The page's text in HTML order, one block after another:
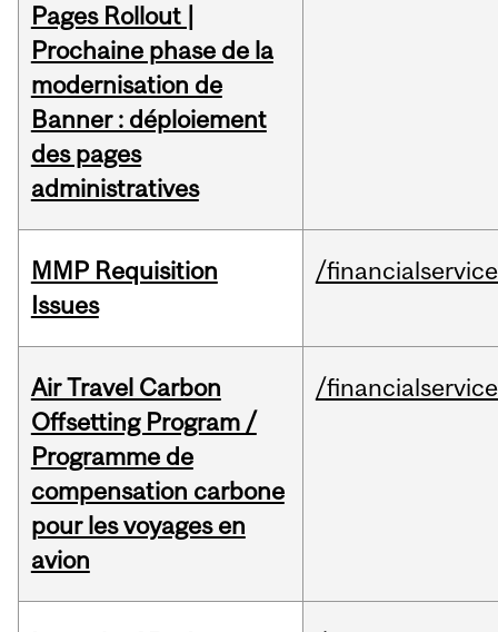
Pages Rollout |
Prochaine phase de la
modernisation de
Banner : déploiement
des pages
administratives
MMP Requisition
Issues
/
Air Travel Carbon
Offsetting Program /
Programme de
compensation carbone
pour les voyages en
avion
/